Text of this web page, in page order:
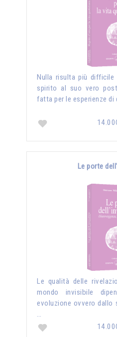
Nulla risulta più difficile
spirito al suo vero
fatta per le esperienze di
Le porte
Le qualità delle
mondo invisibile
evoluzione ovvero dallo
…